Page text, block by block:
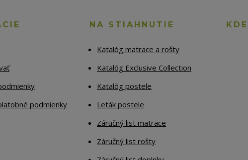
podmienky
NA STIAHNUTIE
Katalóg matrace a rošty
Katalóg Exclusive Collection
Katalóg postele
Leták postele
Záručný list matrace
Záručný list rošty